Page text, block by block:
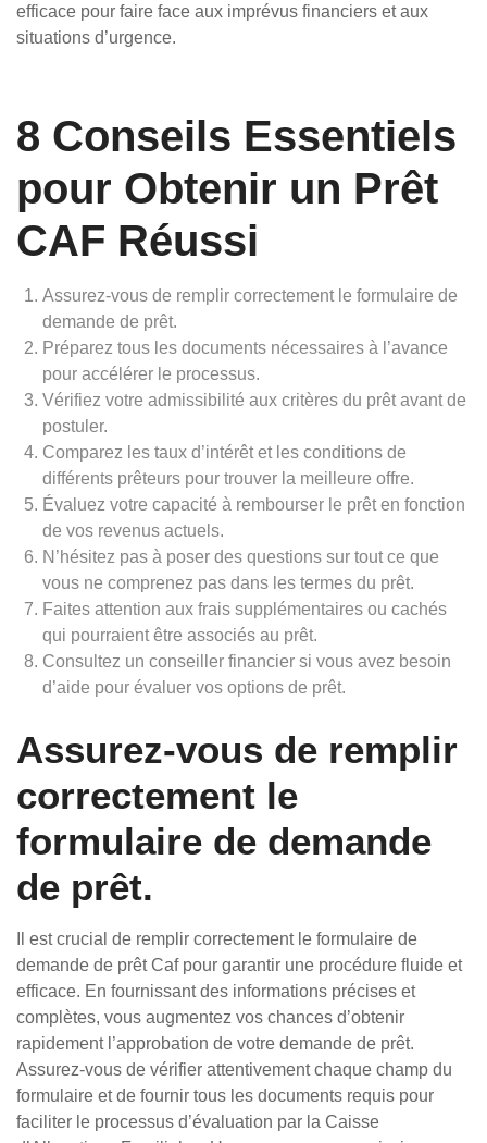
efficace pour faire face aux imprévus financiers et aux
situations d’urgence.
8 Conseils Essentiels
pour Obtenir un Prêt
CAF Réussi
Assurez-vous de remplir correctement le formulaire de
demande de prêt.
Préparez tous les documents nécessaires à l’avance
pour accélérer le processus.
Vérifiez votre admissibilité aux critères du prêt avant de
postuler.
Comparez les taux d’intérêt et les conditions de
différents prêteurs pour trouver la meilleure offre.
Évaluez votre capacité à rembourser le prêt en fonction
de vos revenus actuels.
N’hésitez pas à poser des questions sur tout ce que
vous ne comprenez pas dans les termes du prêt.
Faites attention aux frais supplémentaires ou cachés
qui pourraient être associés au prêt.
Consultez un conseiller financier si vous avez besoin
d’aide pour évaluer vos options de prêt.
Assurez-vous de remplir
correctement le
formulaire de demande
de prêt.
Il est crucial de remplir correctement le formulaire de
demande de prêt Caf pour garantir une procédure fluide et
efficace. En fournissant des informations précises et
complètes, vous augmentez vos chances d’obtenir
rapidement l’approbation de votre demande de prêt.
Assurez-vous de vérifier attentivement chaque champ du
formulaire et de fournir tous les documents requis pour
faciliter le processus d’évaluation par la Caisse